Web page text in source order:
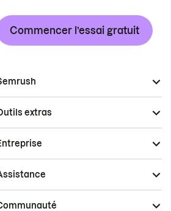
Commencer l’essai gratuit
extras